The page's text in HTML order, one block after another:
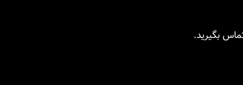
بگیرید.